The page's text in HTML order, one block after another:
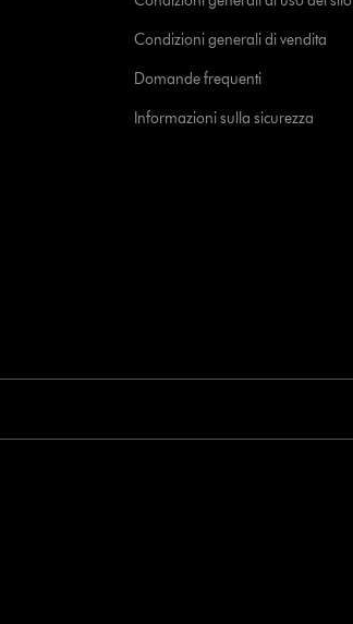
Condizioni generali di vendita
Domande frequenti
Informazioni sulla sicurezza